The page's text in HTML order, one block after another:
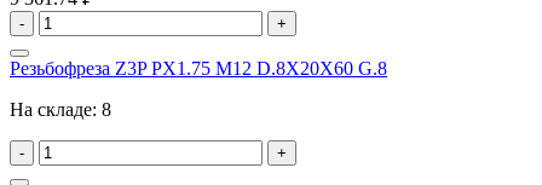
- +
Резьбофреза Z3P PX1.75 M12 D.8X20X60 G.8
На складе: 8
- +